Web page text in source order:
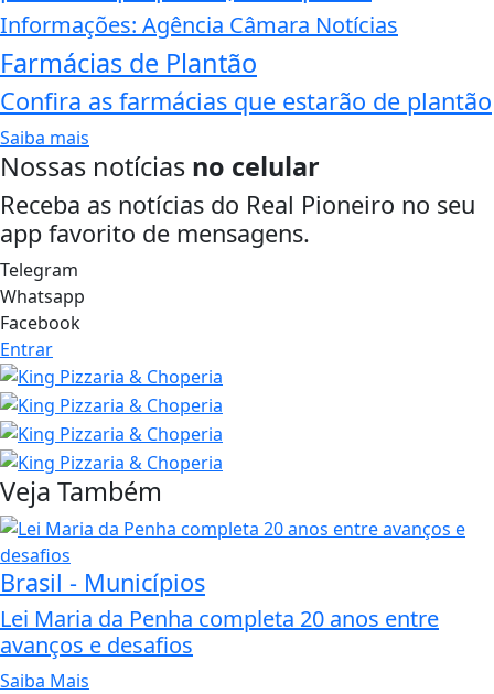
Informações: Agência Câmara Notícias
Farmácias de Plantão
Confira as farmácias que estarão de plantão
Saiba mais
Nossas notícias no celular
Receba as notícias do Real Pioneiro no seu
app favorito de mensagens.
Telegram
Whatsapp
Facebook
Entrar
Veja Também
Brasil - Municípios
Lei Maria da Penha completa 20 anos entre
avanços e desafios
Saiba Mais